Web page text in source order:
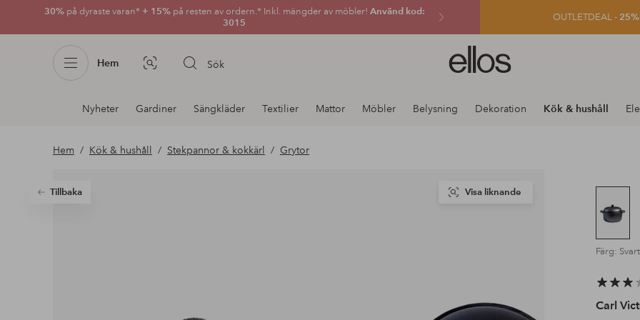
30% på dyraste varan* + 15% på resten av ordern.* Inkl. mängder av möbler! Använd kod:
3015
OUTLETDEAL -
Hem Bildsök Sök
Ellos
logotyp
gå
Avdelnings
navigation
Nyheter Gardiner Sängkläder Textilier Mattor Möbler Belysning Dekoration Kök & hushåll
Hem Kök & hushåll Stekpannor & kokkärl Grytor
Tillbaka Visa liknande
Färg: Svart
Carl